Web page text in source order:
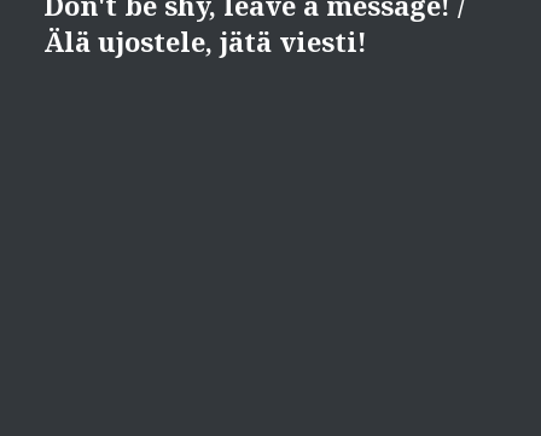
Älä ujostele, jätä viesti!